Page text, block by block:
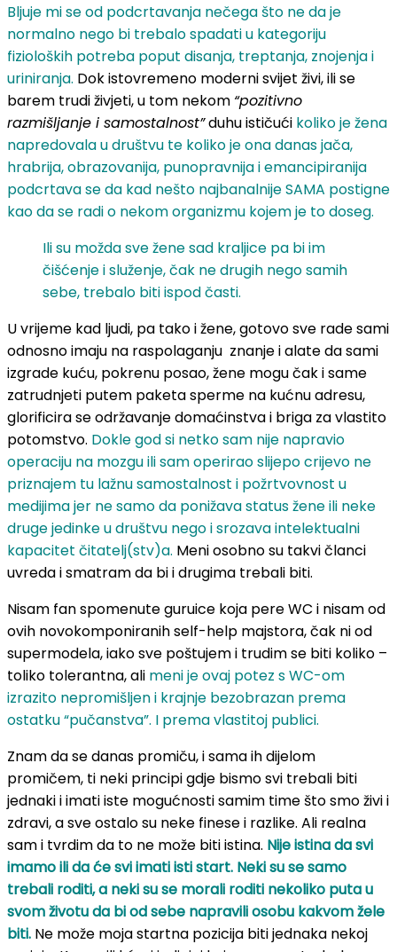
Bljuje mi se od podcrtavanja nečega što ne da je
normalno nego bi trebalo spadati u kategoriju
fizioloških potreba poput disanja, treptanja, znojenja i
uriniranja. Dok istovremeno moderni svijet živi, ili se
barem trudi živjeti, u tom nekom “pozitivno
razmišljanje i samostalnost”duhu ističući koliko je žena
napredovala u društvu te koliko je ona danas jača,
hrabrija, obrazovanija, punopravnija i emancipiranija
podcrtava se da kad nešto najbanalnije SAMA postigne
kao da se radi o nekom organizmu kojem je to doseg.
Ili su možda sve žene sad kraljice pa bi im
čišćenje i služenje, čak ne drugih nego samih
sebe, trebalo biti ispod časti.
U vrijeme kad ljudi, pa tako i žene, gotovo sve rade sami
odnosno imaju na raspolaganju znanje i alate da sami
izgrade kuću, pokrenu posao, žene mogu čak i same
zatrudnjeti putem paketa sperme na kućnu adresu,
glorificira se održavanje domaćinstva i briga za vlastito
potomstvo. Dokle god si netko sam nije napravio
operaciju na mozgu ili sam operirao slijepo crijevo ne
priznajem tu lažnu samostalnost i požrtvovnost u
medijima jer ne samo da ponižava status žene ili neke
druge jedinke u društvu nego i srozava intelektualni
kapacitet čitatelj(stv)a. Meni osobno su takvi članci
uvreda i smatram da bi i drugima trebali biti.
Nisam fan spomenute guruice koja pere WC i nisam od
ovih novokomponiranih self-help majstora, čak ni od
supermodela, iako sve poštujem i trudim se biti koliko –
toliko tolerantna, ali meni je ovaj potez s WC-om
izrazito nepromišljen i krajnje bezobrazan prema
ostatku “pučanstva”. I prema vlastitoj publici.
Znam da se danas promiču, i sama ih dijelom
promičem, ti neki principi gdje bismo svi trebali biti
jednaki i imati iste mogućnosti samim time što smo živi i
zdravi, a sve ostalo su neke finese i razlike. Ali realna
sam i tvrdim da to ne može biti istina. Nije istina da svi
imamo ili da će svi imati isti start. Neki su se samo
trebali roditi, a neki su se morali roditi nekoliko puta u
svom životu da bi od sebe napravili osobu kakvom žele
biti. Ne može moja startna pozicija biti jednaka nekoj